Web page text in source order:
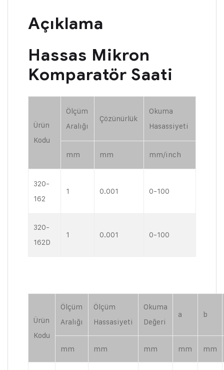
Açıklama
Hassas Mikron
Komparatör Saati
Ürün
Kodu
Ölçüm
Aralığı
Çözünürlük
Okuma
Hasassiyeti
mm mm mm/inch
320-
162
1 0.001 0-100
320-
162D
1 0.001 0-100
Ürün
Kodu
Ölçüm
Aralığı
Ölçüm
Hassasiyeti
Okuma
Değeri
a b
mm mm mm mm mm